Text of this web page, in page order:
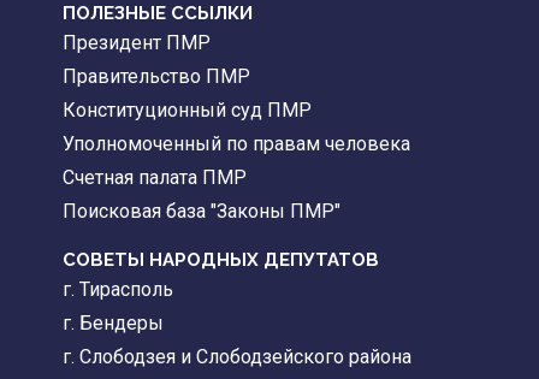
ПОЛЕЗНЫЕ ССЫЛКИ
Президент ПМР
Правительство ПМР
Конституционный суд ПМР
Уполномоченный по правам человека
Счетная палата ПМР
Поисковая база "Законы ПМР"
СОВЕТЫ НАРОДНЫХ ДЕПУТАТОВ
г. Тирасполь
г. Бендеры
г. Слободзея и Слободзейского района